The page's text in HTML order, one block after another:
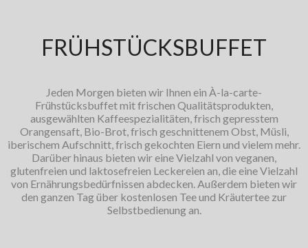
FRÜHSTÜCKSBUFFET
Jeden Morgen bieten wir Ihnen ein À-la-carte-
Frühstücksbuffet mit frischen Qualitätsprodukten,
ausgewählten Kaffeespezialitäten, frisch gepresstem
Orangensaft, Bio-Brot, frisch geschnittenem Obst, Müsli,
iberischem Aufschnitt, frisch gekochten Eiern und vielem mehr.
Darüber hinaus bieten wir eine Vielzahl von veganen,
glutenfreien und laktosefreien Leckereien an, die eine Vielzahl
von Ernährungsbedürfnissen abdecken. Außerdem bieten wir
den ganzen Tag über kostenlosen Tee und Kräutertee zur
Selbstbedienung an.